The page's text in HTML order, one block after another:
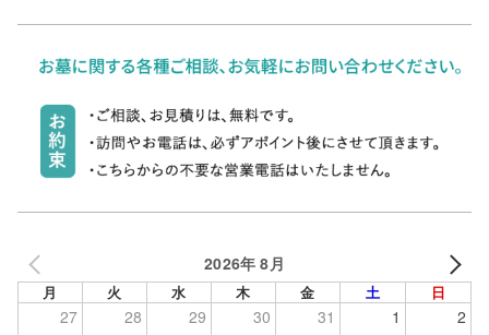
2026年 8月
月 火 水 木 金 土 日
27 28 29 30 31 1 2